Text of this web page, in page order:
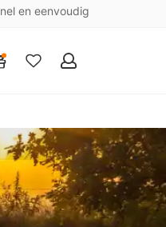
en eenvoudig
Mijn